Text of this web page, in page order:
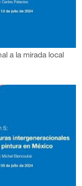
a la mirada local